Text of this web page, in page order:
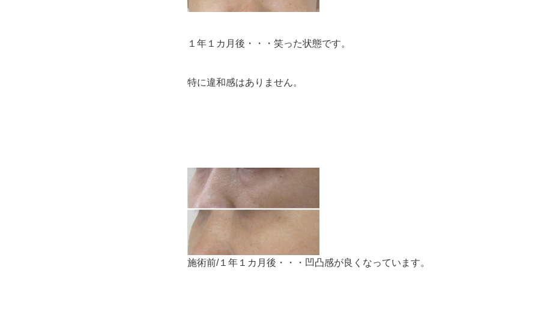
１年１カ月後・・・笑った状態です。
特に違和感はありません。
施術前/１年１カ月後・・・凹凸感が良くなっています。